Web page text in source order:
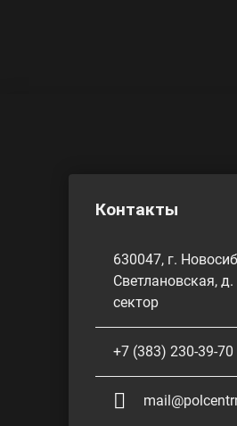
Контакты
630047, г.
Светлановская,
сектор
+7 (383) 230-39-70